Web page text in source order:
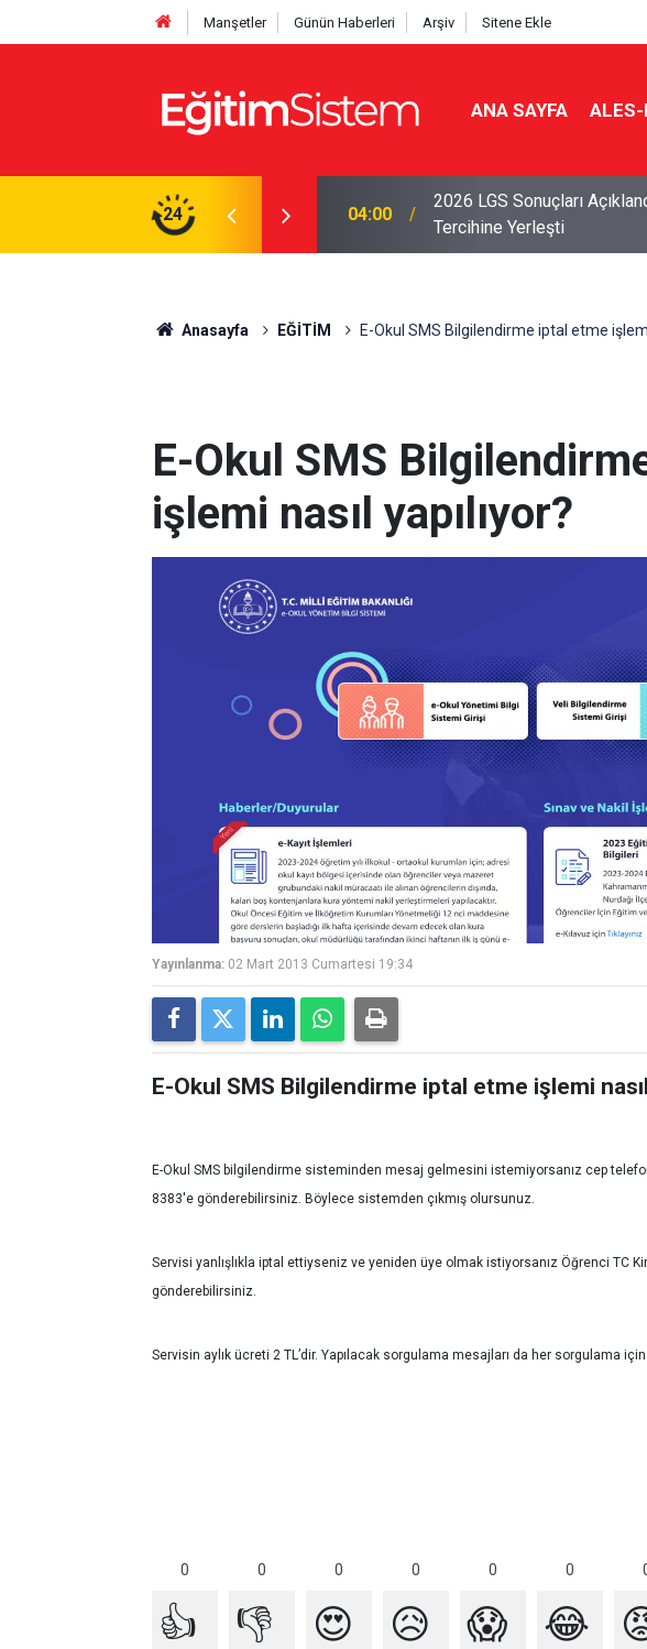
Manşetler Günün Haberleri Arşiv Sitene Ekle
ANA SAYFA ALES-
24
Sınavla Alan Liseler Yüzde 95,76
04:00
2026 LGS Sonuçları
Tercihine Yerleşti
Anasayfa EĞİTİM E-Okul SMS Bilgilendirme iptal etme işlemi
E-Okul SMS
işlemi nasıl yapılıyor?
Yayınlanma: 02 Mart 2013 Cumartesi 19:34
E-Okul SMS Bilgilendirme iptal etme işlemi nasıl
E-Okul SMS bilgilendirme sisteminden mesaj gelmesini istemiyorsanız cep
8383′e gönderebilirsiniz. Böylece sistemden çıkmış olursunuz.
Servisi yanlışlıkla iptal ettiyseniz ve yeniden üye olmak istiyorsanız Öğrenci TC
gönderebilirsiniz.
Servisin aylık ücreti 2 TL’dir. Yapılacak sorgulama mesajları da her sorgulama
0 0 0 0 0 0
👍 👎 😍 😥 😱 😂